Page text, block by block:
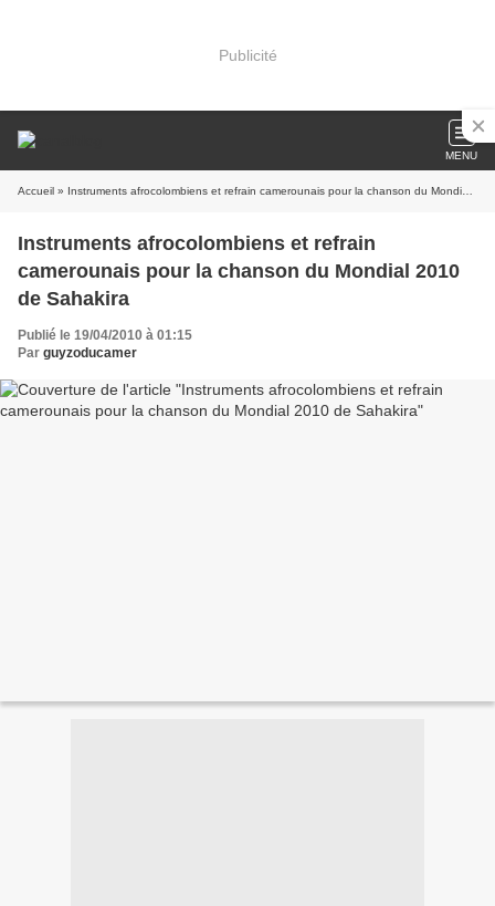
Publicité
MENU
Accueil » Instruments afrocolombiens et refrain camerounais pour la chanson du Mondial 2010 de Sahakira
Instruments afrocolombiens et refrain
camerounais pour la chanson du Mondial 2010
de Sahakira
Publié le 19/04/2010 à 01:15
Par guyzoducamer